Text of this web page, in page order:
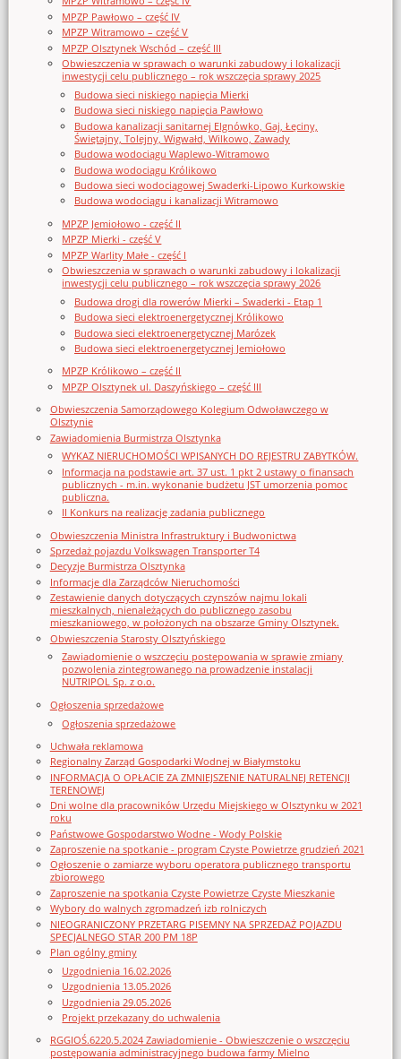
MPZP Pawłowo – część IV
MPZP Witramowo – część V
MPZP Olsztynek Wschód – część III
Obwieszczenia w sprawach o warunki zabudowy i lokalizacji
inwestycji celu publicznego – rok wszczęcia sprawy 2025
Budowa sieci niskiego napięcia Mierki
Budowa sieci niskiego napięcia Pawłowo
Budowa kanalizacji sanitarnej Elgnówko, Gaj, Łęciny,
Świętajny, Tolejny, Wigwałd, Wilkowo, Zawady
Budowa wodociągu Waplewo-Witramowo
Budowa wodociągu Królikowo
Budowa sieci wodociągowej Swaderki-Lipowo Kurkowskie
Budowa wodociągu i kanalizacji Witramowo
MPZP Jemiołowo - część II
MPZP Mierki - część V
MPZP Warlity Małe - część I
Obwieszczenia w sprawach o warunki zabudowy i lokalizacji
inwestycji celu publicznego – rok wszczęcia sprawy 2026
Budowa drogi dla rowerów Mierki – Swaderki - Etap 1
Budowa sieci elektroenergetycznej Królikowo
Budowa sieci elektroenergetycznej Marózek
Budowa sieci elektroenergetycznej Jemiołowo
MPZP Królikowo – część II
MPZP Olsztynek ul. Daszyńskiego – część III
Obwieszczenia Samorządowego Kolegium Odwoławczego w
Olsztynie
Zawiadomienia Burmistrza Olsztynka
WYKAZ NIERUCHOMOŚCI WPISANYCH DO REJESTRU ZABYTKÓW.
Informacja na podstawie art. 37 ust. 1 pkt 2 ustawy o finansach
publicznych - m.in. wykonanie budżetu JST umorzenia pomoc
publiczna.
II Konkurs na realizację zadania publicznego
Obwieszczenia Ministra Infrastruktury i Budwonictwa
Sprzedaż pojazdu Volkswagen Transporter T4
Decyzje Burmistrza Olsztynka
Informacje dla Zarządców Nieruchomości
Zestawienie danych dotyczących czynszów najmu lokali
mieszkalnych, nienależących do publicznego zasobu
mieszkaniowego, w położonych na obszarze Gminy Olsztynek.
Obwieszczenia Starosty Olsztyńskiego
Zawiadomienie o wszczęciu postępowania w sprawie zmiany
pozwolenia zintegrowanego na prowadzenie instalacji
NUTRIPOL Sp. z o.o.
Ogłoszenia sprzedażowe
Ogłoszenia sprzedażowe
Uchwała reklamowa
Regionalny Zarząd Gospodarki Wodnej w Białymstoku
INFORMACJA O OPŁACIE ZA ZMNIEJSZENIE NATURALNEJ RETENCJI
TERENOWEJ
Dni wolne dla pracowników Urzędu Miejskiego w Olsztynku w 2021
roku
Państwowe Gospodarstwo Wodne - Wody Polskie
Zaproszenie na spotkanie - program Czyste Powietrze grudzień 2021
Ogłoszenie o zamiarze wyboru operatora publicznego transportu
zbiorowego
Zaproszenie na spotkania Czyste Powietrze Czyste Mieszkanie
Wybory do walnych zgromadzeń izb rolniczych
NIEOGRANICZONY PRZETARG PISEMNY NA SPRZEDAŻ POJAZDU
SPECJALNEGO STAR 200 PM 18P
Plan ogólny gminy
Uzgodnienia 16.02.2026
Uzgodnienia 13.05.2026
Uzgodnienia 29.05.2026
Projekt przekazany do uchwalenia
RGGIOŚ.6220.5.2024 Zawiadomienie - Obwieszczenie o wszczęciu
postępowania administracyjnego budowa farmy Mielno